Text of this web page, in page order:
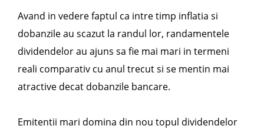
Avand in vedere faptul ca intre timp inflatia si
dobanzile au scazut la randul lor, randamentele
dividendelor au ajuns sa fie mai mari in termeni
reali comparativ cu anul trecut si se mentin mai
atractive decat dobanzile bancare.
Emitentii mari domina din nou topul dividendelor